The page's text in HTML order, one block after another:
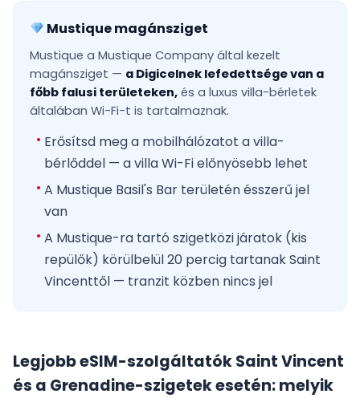
Mustique magánsziget
Mustique a Mustique Company által kezelt
magánsziget — a Digicelnek lefedettsége van a
főbb falusi területeken, és a luxus villa-bérletek
általában Wi-Fi-t is tartalmaznak.
Erősítsd meg a mobilhálózatot a villa-
bérlőddel — a villa Wi-Fi előnyösebb lehet
A Mustique Basil's Bar területén ésszerű jel
van
A Mustique-ra tartó szigetközi járatok (kis
repülők) körülbelül 20 percig tartanak Saint
Vincenttől — tranzit közben nincs jel
Legjobb eSIM-szolgáltatók Saint Vincent
és a Grenadine-szigetek esetén: melyik